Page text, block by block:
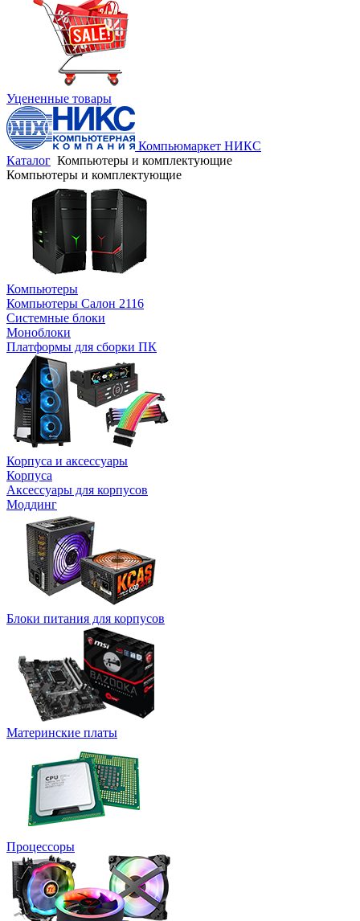
Уцененные товары
Компьюмаркет НИКС
Каталог Компьютеры и комплектующие
Компьютеры и комплектующие
Компьютеры
Компьютеры Салон 2116
Системные блоки
Моноблоки
Платформы для сборки ПК
Корпуса и аксессуары
Корпуса
Аксессуары для корпусов
Моддинг
Блоки питания для корпусов
Материнские платы
Процессоры